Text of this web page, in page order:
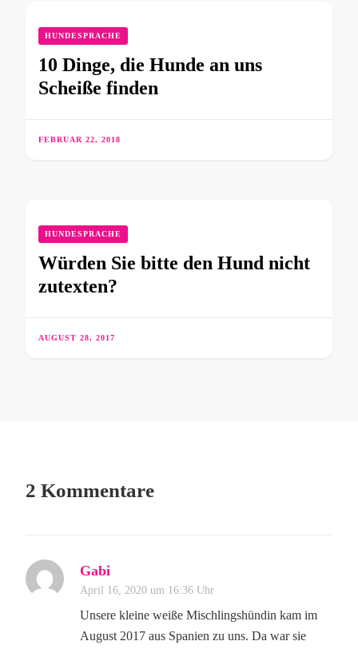
HUNDESPRACHE
10 Dinge, die Hunde an uns
Scheiße finden
FEBRUAR 22, 2018
HUNDESPRACHE
Würden Sie bitte den Hund nicht
zutexten?
AUGUST 28, 2017
2 Kommentare
Gabi
April 16, 2020 um 16:36 Uhr
Unsere kleine weiße Mischlingshündin kam im
August 2017 aus Spanien zu uns. Da war sie